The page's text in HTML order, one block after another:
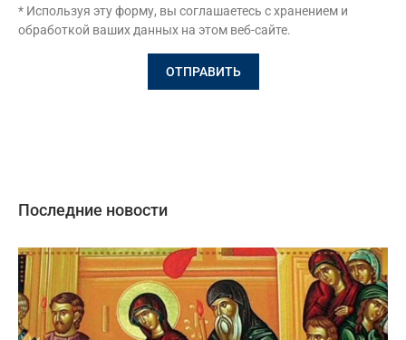
* Используя эту форму, вы соглашаетесь с хранением и
обработкой ваших данных на этом веб-сайте.
Последние новости